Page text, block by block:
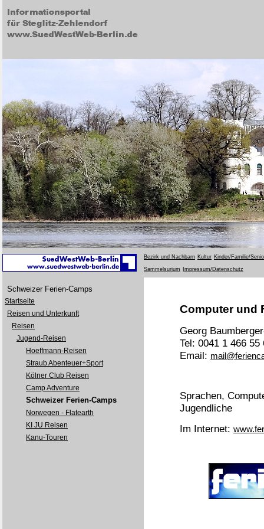
Bezirk und Nachbarn Kultur Kinder/Familie/
Sammelsurium Impressum/Datenschutz
Schweizer Ferien-Camps
Startseite
Reisen und Unterkunft
Reisen
Jugend-Reisen
Hoeffmann-Reisen
Straub Abenteuer+Sport
Kölner Club Reisen
Camp Adventure
Schweizer Ferien-Camps
Norwegen - Flatearth
KI JU Reisen
Kanu-Touren
Computer und
Georg
Tel: 0041 1 466
Email:
Sprachen,
Jugendliche
Im Internet: